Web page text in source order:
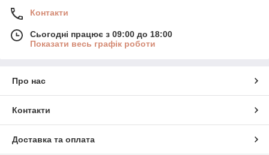
Контакти
Сьогодні працює з 09:00 до 18:00
Показати весь графік роботи
Про нас
Контакти
Доставка та оплата